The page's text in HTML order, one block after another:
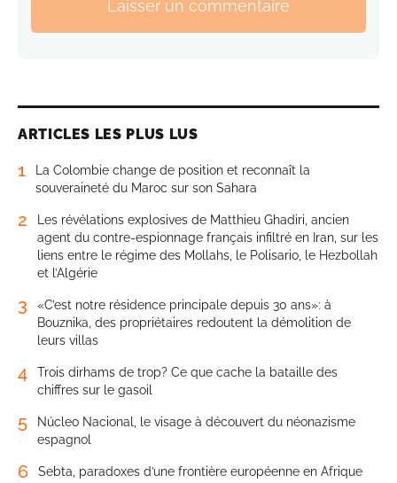
Laisser un commentaire
ARTICLES LES PLUS LUS
1
La Colombie change de position et reconnaît la
souveraineté du Maroc sur son Sahara
2
Les révélations explosives de Matthieu Ghadiri, ancien
agent du contre-espionnage français infiltré en Iran, sur les
liens entre le régime des Mollahs, le Polisario, le Hezbollah
et l’Algérie
3
«C’est notre résidence principale depuis 30 ans»: à
Bouznika, des propriétaires redoutent la démolition de
leurs villas
4
Trois dirhams de trop? Ce que cache la bataille des
chiffres sur le gasoil
5
Núcleo Nacional, le visage à découvert du néonazisme
espagnol
6 Sebta, paradoxes d’une frontière européenne en Afrique